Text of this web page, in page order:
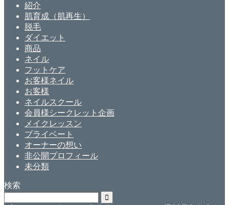
紹介
肌育成（肌再生）
脱毛
ダイエット
商品
ネイル
フットケア
お客様ネイル
お客様
ネイルスクール
会員様シークレット企画
メイクレッスン
プライベート
オーナーの想い
非公開プロフィール
未分類
検索